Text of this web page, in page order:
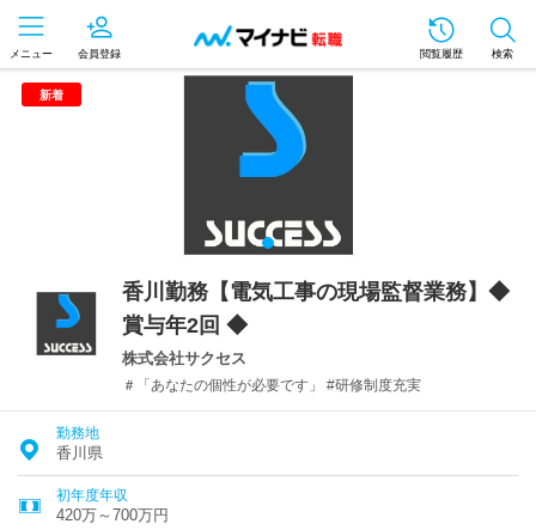
メニュー 会員登録 閲覧履歴 検索
新着
香川勤務【電気工事の現場監督業務】◆
賞与年2回 ◆
株式会社サクセス
＃「あなたの個性が必要です」 #研修制度充実
勤務地
香川県
初年度年収
420万～700万円